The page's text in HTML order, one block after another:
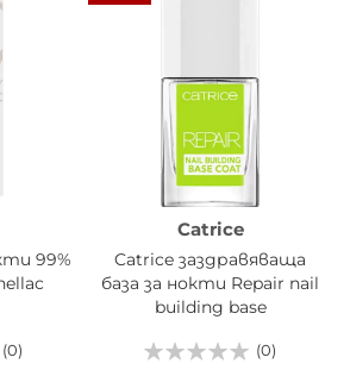
99%
(0)
Catrice
Catrice заздравяваща
база за нокти Repair nail
building base
(0)